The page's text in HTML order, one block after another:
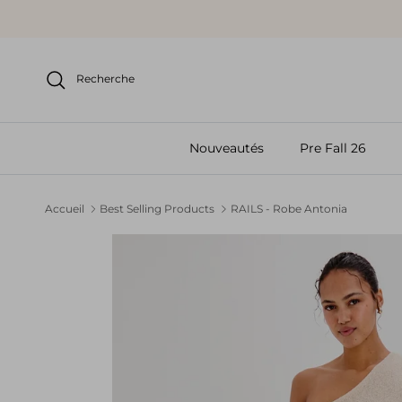
Recherche
Nouveautés Pre Fall 26
Accueil Best Selling Products RAILS - Robe Antonia